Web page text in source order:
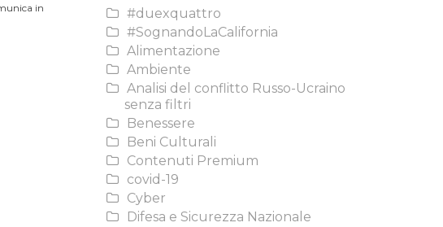
in
#duexquattro
#SognandoLaCalifornia
Alimentazione
Ambiente
Analisi del conflitto Russo-Ucraino
senza filtri
Benessere
Beni Culturali
Contenuti Premium
covid-19
Cyber
Difesa e Sicurezza Nazionale